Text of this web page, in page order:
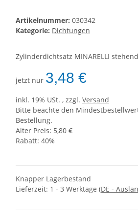
Artikelnummer: 030342
Kategorie: Dichtungen
Zylinderdichtsatz MINARELLI
jetzt nur 3,48 €
inkl. 19% USt. , zzgl. Versand
Bitte beachte den
Bestellung.
Alter Preis: 5,80 €
Rabatt: 40%
Knapper Lagerbestand
Lieferzeit: 1 - 3 Werktage (DE -